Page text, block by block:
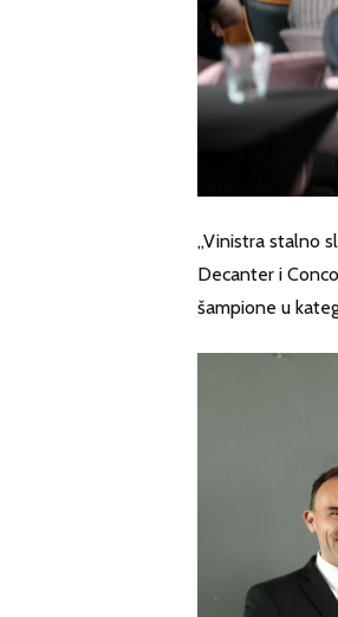
„Vinistra stalno
Decanter i
šampione u